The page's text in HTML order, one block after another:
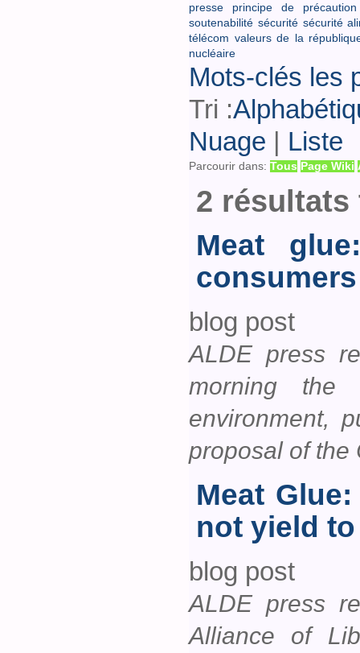
presse
principe de précaution
soutenabilité sécurité sécurité
télécom valeurs de la
nucléaire
Mots-clés les
Tri :
Nuage | Liste
Parcourir dans: Tous Page Wiki
2 résultats
Meat
consumers
blog post
ALDE press
morning the
environment,
proposal of
Meat
not yield
blog post
ALDE press
Alliance of